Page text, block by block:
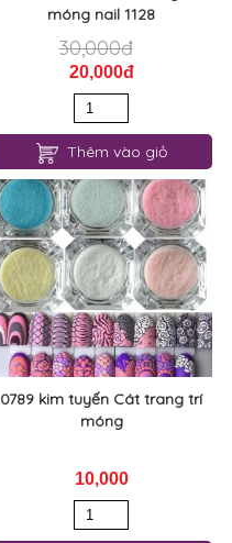
móng nail 1128
30,000đ
20,000đ
Thêm vào giỏ
0789 kim tuyến Cát trang trí
móng
10,000